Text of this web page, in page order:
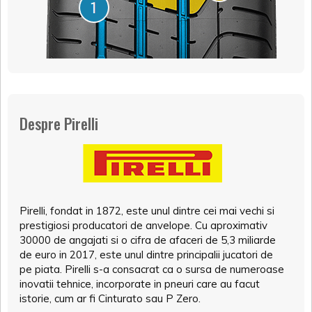
Despre Pirelli
Pirelli, fondat in 1872, este unul dintre cei mai vechi si
prestigiosi producatori de anvelope. Cu aproximativ
30000 de angajati si o cifra de afaceri de 5,3 miliarde
de euro in 2017, este unul dintre principalii jucatori de
pe piata. Pirelli s-a consacrat ca o sursa de numeroase
inovatii tehnice, incorporate in pneuri care au facut
istorie, cum ar fi Cinturato sau P Zero.